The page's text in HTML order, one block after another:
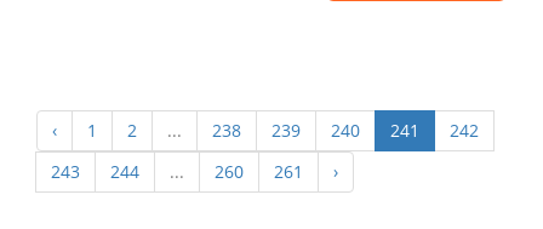
‹ 1 2 ... 238 239 240 241
242
243
244 ... 260 261 ›